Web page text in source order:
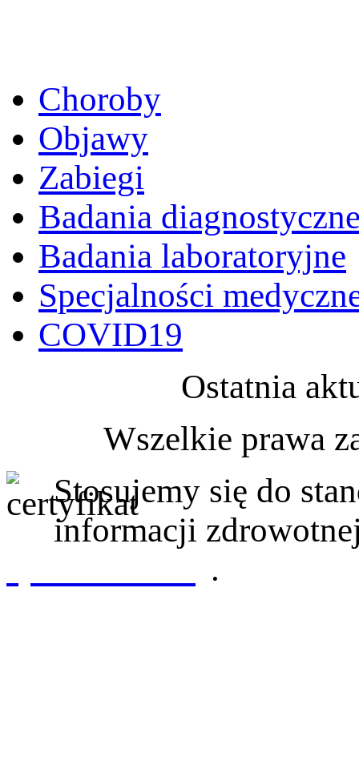
Choroby
Objawy
Zabiegi
Badania
Badania laboratoryjne
Specjalności
COVID19
Ostatnia
Wszelkie prawa
Stosujemy się do
informacji
.